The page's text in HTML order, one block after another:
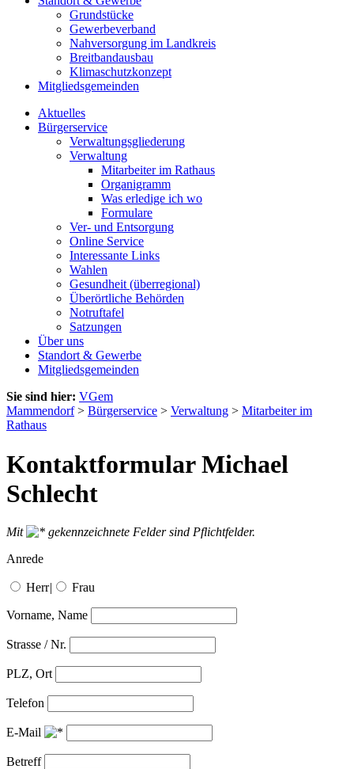
Grundstücke
Gewerbeverband
Nahversorgung im Landkreis
Breitbandausbau
Klimaschutzkonzept
Mitgliedsgemeinden
Aktuelles
Bürgerservice
Verwaltungsgliederung
Verwaltung
Mitarbeiter im Rathaus
Organigramm
Was erledige ich wo
Formulare
Ver- und Entsorgung
Online Service
Interessante Links
Wahlen
Gesundheit (überregional)
Überörtliche Behörden
Notruftafel
Satzungen
Über uns
Standort & Gewerbe
Mitgliedsgemeinden
Sie sind hier: VGem
Mammendorf> Bürgerservice > Verwaltung > Mitarbeiter im
Rathaus
Kontaktformular Michael
Schlecht
Mit
gekennzeichnete Felder sind Pflichtfelder.
Anrede
Herr| Frau
Vorname, Name
Strasse / Nr.
PLZ, Ort
Telefon
E-Mail
Betreff